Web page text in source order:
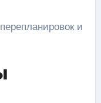
и